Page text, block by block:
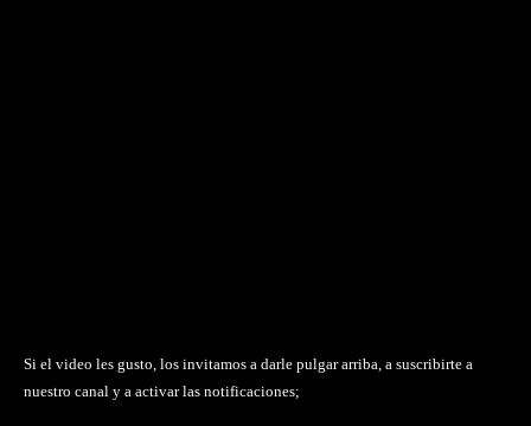
Si el video les gusto, los invitamos a darle pulgar arriba, a suscribirte a
nuestro canal y a activar las notificaciones;